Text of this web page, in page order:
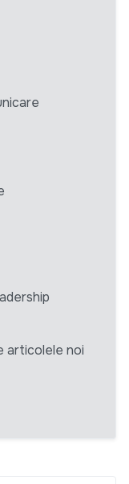
articolele noi